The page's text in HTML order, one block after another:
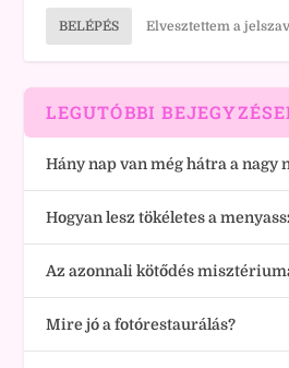
BELÉPÉS Elvesztettem a
LEGUTÓBBI
Hány nap van még hátra a nagy
Hogyan lesz tökéletes a
Az azonnali kötődés
Mire jó a fotórestaurálás?